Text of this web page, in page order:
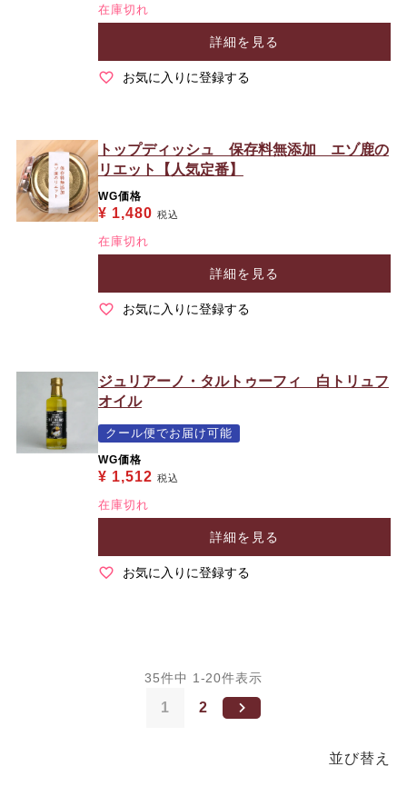
在庫切れ
詳細を見る
お気に入りに登録する
トップディッシュ 保存料無添加 エゾ鹿の
リエット【人気定番】
WG価格
¥ 1,480 税込
在庫切れ
詳細を見る
お気に入りに登録する
ジュリアーノ・タルトゥーフィ 白トリュフ
オイル
クール便でお届け可能
WG価格
¥ 1,512 税込
在庫切れ
詳細を見る
お気に入りに登録する
並び替え
35件中 1 -20件表示
1 2